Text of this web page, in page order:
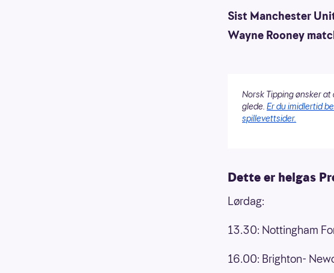
Sist Manchester
Wayne Rooney
Norsk Tipping ønsker
glede. Er du imidlertid
spillevettsider.
Dette er helgas
Lørdag:
13.30: Nottingham
16.00: Brighton-